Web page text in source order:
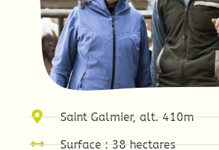
Saint Galmier, alt. 410m
Surface : 38 hectares